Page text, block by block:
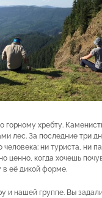
горному хребту.
лес. За последние три
человека: ни туриста, ни
ценно, когда хочешь
её дикой форме.
и нашей группе. Вы